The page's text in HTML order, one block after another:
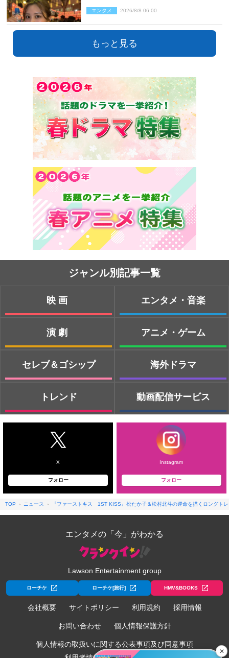
エンタメ 2026/8/8 06:00
もっと見る
ジャンル別記事一覧
映画
演劇
セレブ＆ゴシップ
トレンド
エンタメ・音楽
アニメ・ゲーム
海外ドラマ
動画配信サービス
X
フォロー
Instagram
フォロー
TOP ニュース 『ファーストキス 1ST KISS』松たか子＆松村北斗の運命を描くロングト
エンタメの「今」がわかる
Lawson Entertainment group
ローチケ ローチケ[旅行] HMV&BOOKS
会社概要 サイトポリシー 利用規約 採用情報
お問い合わせ 個人情報保護方針
個人情報の取扱いに関する公表事項及び同意事項
✕